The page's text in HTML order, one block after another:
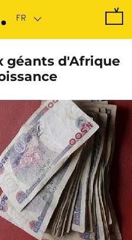
géants d'Afrique